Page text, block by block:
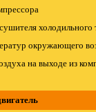
холодильного
окружающего
на выходе из